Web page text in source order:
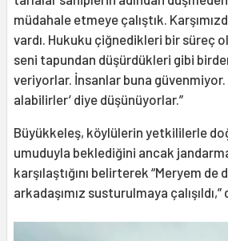
müdahale etmeye çalıştık.
vardı. Hukuku çiğnedikleri bir süreç
seni tapundan düşürdükleri gibi
veriyorlar. İnsanlar buna güvenmiyor.
alabilirler’ diye düşünüyorlar.”
Büyükkeleş, köylülerin yetkililerle
umuduyla beklediğini ancak
karşılaştığını belirterek “Meryem de
arkadaşımız susturulmaya çalışıldı,”